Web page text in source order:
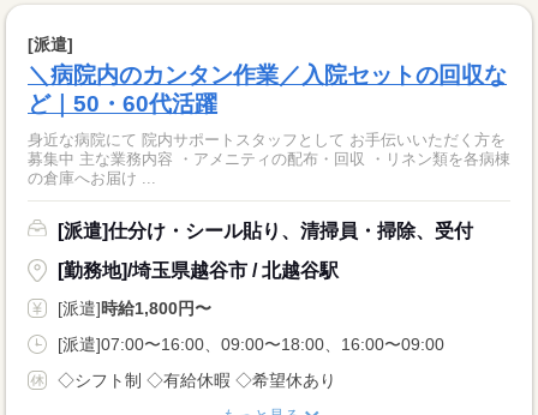
[派遣]
＼病院内のカンタン作業／入院セットの回収な
ど｜50・60代活躍
身近な病院にて 院内サポートスタッフとして お手伝いいただく方を
募集中 主な業務内容 ・アメニティの配布・回収 ・リネン類を各病棟
の倉庫へお届け ...
[派遣]仕分け・シール貼り、清掃員・掃除、受付
[勤務地]/埼玉県越谷市 / 北越谷駅
[派遣]時給1,800円〜
[派遣]07:00〜16:00、09:00〜18:00、16:00〜09:00
◇シフト制 ◇有給休暇 ◇希望休あり